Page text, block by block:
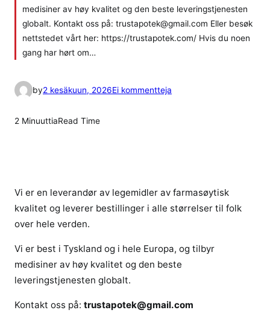
medisiner av høy kvalitet og den beste leveringstjenesten
globalt. Kontakt oss på: trustapotek@gmail.com Eller besøk
nettstedet vårt her: https://trustapotek.com/ Hvis du noen
gang har hørt om…
by2 kesäkuun, 2026Ei kommentteja
i
h
v
r
2 MinuuttiaRead Time
Vi er en leverandør av legemidler av farmasøytisk
kvalitet og leverer bestillinger i alle størrelser til folk
over hele verden.
Vi er best i Tyskland og i hele Europa, og tilbyr
medisiner av høy kvalitet og den beste
leveringstjenesten globalt.
Kontakt oss på: trustapotek@gmail.com